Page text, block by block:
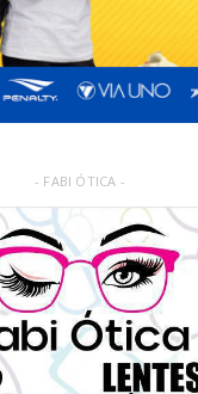
- FABI ÓTICA -